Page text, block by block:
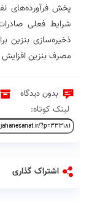
پخش فرآورده‌های
شرایط فعلی
ذخیره‌سازی بنزین
مصرف بنزین افزایش
بدون دیدگاه
لینک کوتاه:
اشتراک گذاری